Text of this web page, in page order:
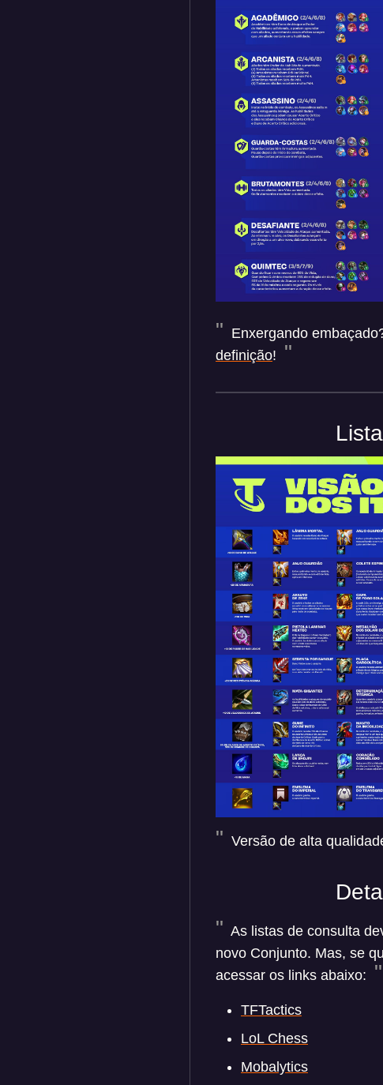
Enxergando
definição!
Versão de alta
As listas de consulta
novo Conjunto. Mas, se
acessar os links abaixo:
TFTactics
LoL Chess
Mobalytics